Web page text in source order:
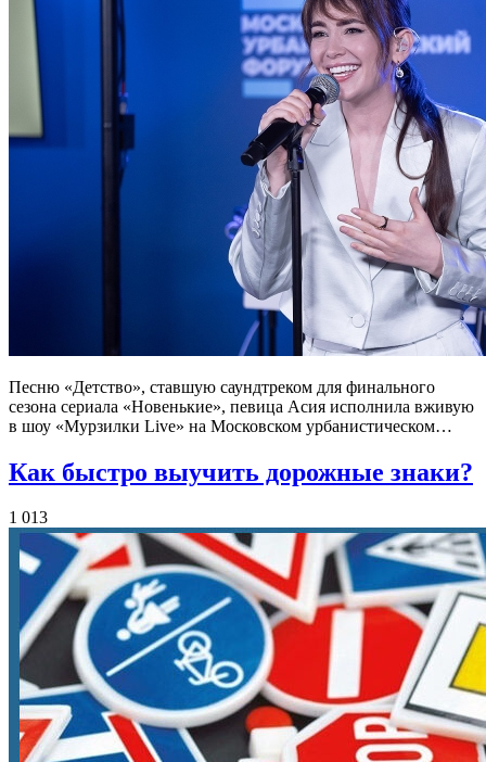
Песню «Детство», ставшую саундтреком для финального
сезона сериала «Новенькие», певица Асия исполнила вживую
в шоу «Мурзилки Live» на Московском урбанистическом…
Как быстро выучить дорожные знаки?
1 013